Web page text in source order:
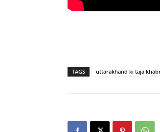
TAGS uttarakhand ki taja